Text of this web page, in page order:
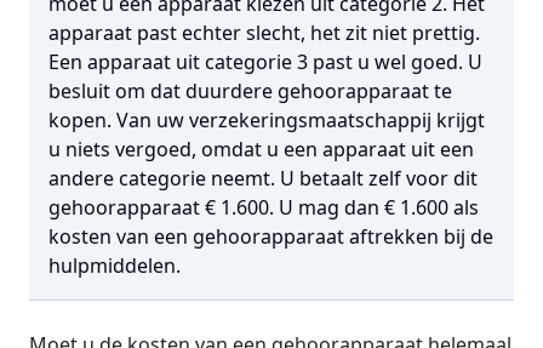
apparaat past echter slecht, het zit niet prettig.
Een apparaat uit categorie 3 past u wel goed. U
besluit om dat duurdere gehoorapparaat te
kopen. Van uw verzekeringsmaatschappij krijgt
u niets vergoed, omdat u een apparaat uit een
andere categorie neemt. U betaalt zelf voor dit
gehoorapparaat € 1.600. U mag dan € 1.600 als
kosten van een gehoorapparaat aftrekken bij de
hulpmiddelen.